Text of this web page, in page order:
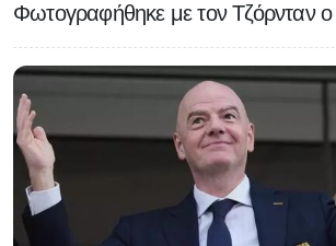
Φωτογραφήθηκε με τον Τζόρνταν